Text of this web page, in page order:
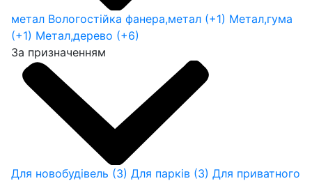
метал Вологостійка фанера,метал (+1) Метал,гума
(+1) Метал,дерево (+6)
За призначенням
Для новобудівель (3) Для парків (3) Для приватного